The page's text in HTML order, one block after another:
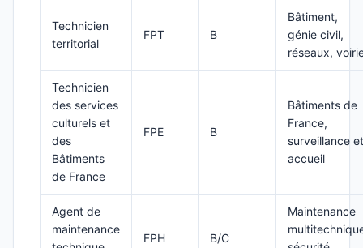
Technicien
territorial
FPT B
Bâtiment,
génie civil,
réseaux,
Technicien
des services
culturels et
des
Bâtiments
de France
FPE B
Bâtiments de
France,
surveillance et
accueil
Agent de
maintenance
FPH B/C
Maintenance